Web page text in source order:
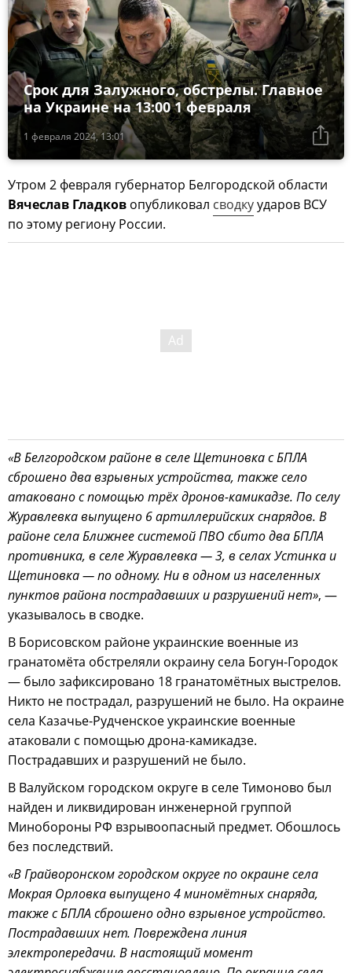
1 февраля 2024, 13:01
Срок для Залужного, обстрелы. Главное
на Украине на 13:00 1 февраля
Утром 2 февраля губернатор Белгородской области
Вячеслав Гладков опубликовал сводкуударов ВСУ
по этому региону России.
«В Белгородском районе в селе Щетиновка с БПЛА
сброшено два взрывных устройства, также село
атаковано с помощью трёх дронов-камикадзе. По селу
Журавлевка выпущено 6 артиллерийских снарядов. В
районе села Ближнее системой ПВО сбито два БПЛА
противника, в селе Журавлевка — 3, в селах Устинка и
Щетиновка — по одному. Ни в одном из населенных
пунктов района пострадавших и разрушений нет», —
указывалось в сводке.
В Борисовском районе украинские военные из
гранатомёта обстреляли окраину села Богун-Городок
— было зафиксировано 18 гранатомётных выстрелов.
Никто не пострадал, разрушений не было. На окраине
села Казачье-Рудченское украинские военные
атаковали с помощью дрона-камикадзе.
Пострадавших и разрушений не было.
В Валуйском городском округе в селе Тимоново был
найден и ликвидирован инженерной группой
Минобороны РФ взрывоопасный предмет. Обошлось
без последствий.
«В Грайворонском городском округе по окраине села
Мокрая Орловка выпущено 4 миномётных снаряда,
также с БПЛА сброшено одно взрывное устройство.
Пострадавших нет. Повреждена линия
электропередачи. В настоящий момент